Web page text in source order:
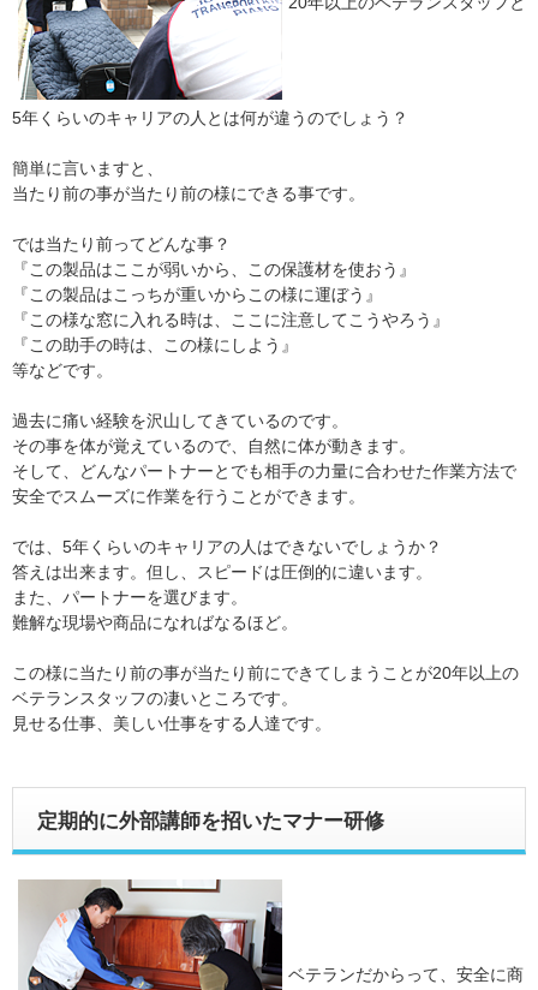
5年くらいのキャリアの人とは何が違うのでしょう？
簡単に言いますと、
当たり前の事が当たり前の様にできる事です。
では当たり前ってどんな事？
『この製品はここが弱いから、この保護材を使おう』
『この製品はこっちが重いからこの様に運ぼう』
『この様な窓に入れる時は、ここに注意してこうやろう』
『この助手の時は、この様にしよう』
等などです。
過去に痛い経験を沢山してきているのです。
その事を体が覚えているので、自然に体が動きます。
そして、どんなパートナーとでも相手の力量に合わせた作業方法で
安全でスムーズに作業を行うことができます。
では、5年くらいのキャリアの人はできないでしょうか？
答えは出来ます。但し、スピードは圧倒的に違います。
また、パートナーを選びます。
難解な現場や商品になればなるほど。
この様に当たり前の事が当たり前にできてしまうことが20年以上の
ベテランスタッフの凄いところです。
見せる仕事、美しい仕事をする人達です。
定期的に外部講師を招いたマナー研修
ベテランだからって、安全に商